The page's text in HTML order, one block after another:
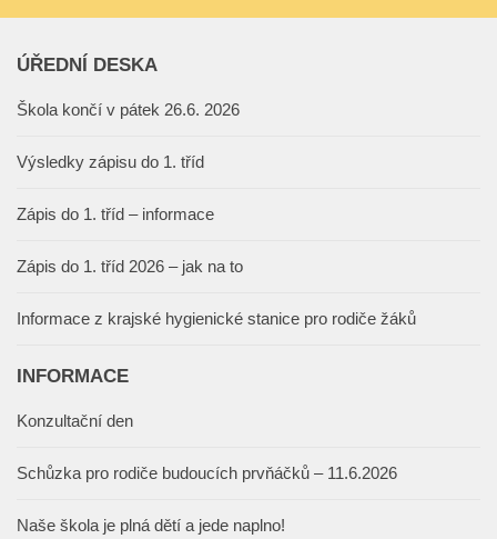
ÚŘEDNÍ DESKA
Škola končí v pátek 26.6. 2026
Výsledky zápisu do 1. tříd
Zápis do 1. tříd – informace
Zápis do 1. tříd 2026 – jak na to
Informace z krajské hygienické stanice pro rodiče žáků
INFORMACE
Konzultační den
Schůzka pro rodiče budoucích prvňáčků – 11.6.2026
Naše škola je plná dětí a jede naplno!